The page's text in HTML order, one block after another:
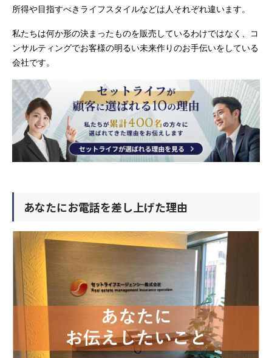
所得や目指すべきライフスタイルなどは人それぞれ違います。
私たちは何か形の決まったものを販売しているわけではなく、コ
ンサルティングでお客様の明るい未来作りのお手伝いをしている
会社です。
あなたにお電話を差し上げた理由